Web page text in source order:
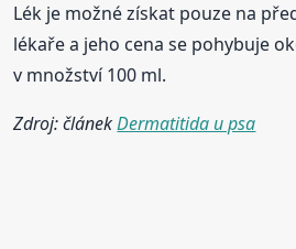
Lék je možné získat pouze na
lékaře a jeho cena se pohybuje
v množství 100 ml.
Zdroj: článekDermatitida u psa